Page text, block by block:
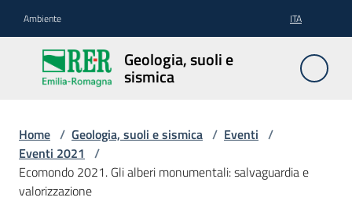
Ambiente ITA
Geologia, suoli e
sismica
Geologia,
suoli e
sismica
Geologia
Home / Geologia, suoli e sismica / Eventi /
Eventi 2021 /
Ecomondo 2021. Gli alberi monumentali: salvaguardia e
valorizzazione